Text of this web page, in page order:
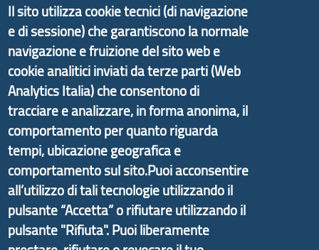
Il portale di marketing territoriale e sviluppo locale
di Genova Città Metropolitana si è sviluppato a
partire dal progetto nazionale Aree Interne
promosso dal Dipartimento per lo Sviluppo
Economico e finalizzato al rilancio socio-economico
delle valli dell’entroterra. In particolare fornisce
informazioni ed aggiornamenti sulla
d'Area Antola-Tigullio, in collaborazione con Regione
Liguria ed ANCI Liguria.
Il sito utilizza cookie tecnici (di navigazione
e di sessione) che garantiscono la normale
navigazione e fruizione del sito web e
cookie analitici inviati da terze parti (Web
Analytics Italia) che consentono di
tracciare e analizzare, in forma anonima, il
comportamento per quanto riguarda
tempi, ubicazione geografica e
comportamento sul sito.Puoi acconsentire
all’utilizzo di tali tecnologie utilizzando il
pulsante “Accetta” o rifiutare utilizzando il
pulsante "Rifiuta". Puoi liberamente